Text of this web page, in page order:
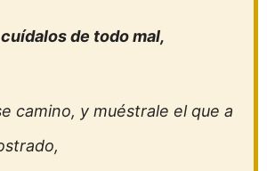
de todo mal,
camino, y muéstrale el que a